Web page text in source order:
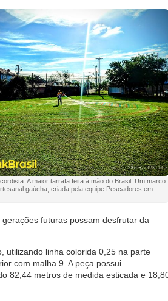
A maior tarrafa feita à mão do Brasil! Um marco
gaúcha, criada pela equipe Pescadores em
futuras possam desfrutar da
utilizando linha colorida 0,25 na parte
com malha 9. A peça possui
82,44 metros de medida esticada e